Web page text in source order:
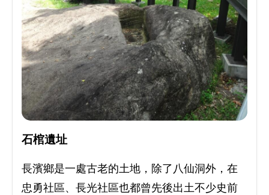
石棺遺址
長濱鄉是一處古老的土地，除了八仙洞外，在
忠勇社區、長光社區也都曾先後出土不少史前